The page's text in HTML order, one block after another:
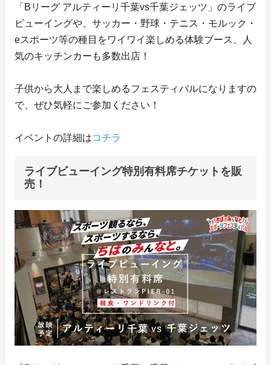
「Bリーグ アルティーリ千葉vs千葉ジェッツ」のライブ
ビューイングや、サッカー・野球・テニス・モルック・
eスポーツ等の種目をワイワイ楽しめる体験ブース、人
気のキッチンカーも多数出店！
子供から大人まで楽しめるフェスティバルになりますの
で、ぜひ気軽にご参加ください！
イベントの詳細はコチラ
ライブビューイング特別有料席チケットを販
売！